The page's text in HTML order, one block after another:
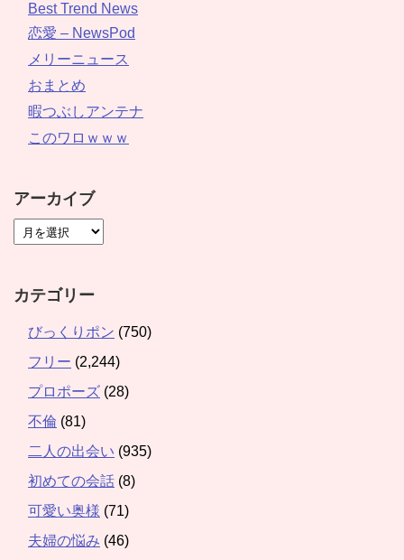
Best Trend News
恋愛 – NewsPod
メリーニュース
おまとめ
暇つぶしアンテナ
このワロｗｗｗ
アーカイブ
カテゴリー
びっくりポン (750)
フリー (2,244)
プロポーズ (28)
不倫 (81)
二人の出会い (935)
初めての会話 (8)
可愛い奥様 (71)
夫婦の悩み (46)